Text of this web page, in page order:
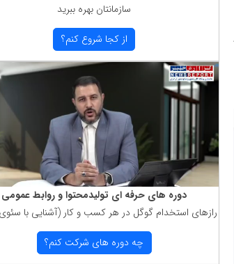
سازمانتان بهره ببرید
از كجا شروع كنم؟
دوره های حرفه ای تولیدمحتوا و روابط عمومی
رازهای استخدام گوگل در هر كسب و كار (آشنایی با
چه دوره های شركت كنم؟